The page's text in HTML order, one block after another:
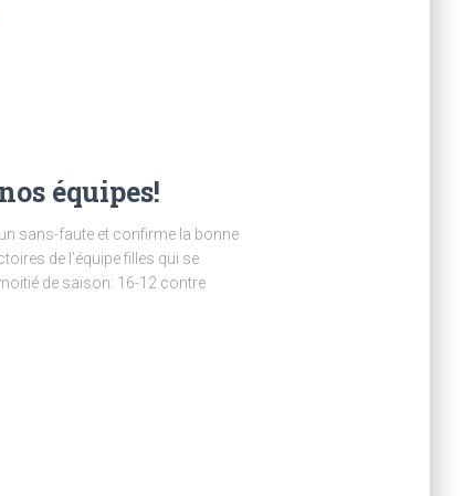
équipes!
sans-faute et confirme la bonne
de l’équipe filles qui se
de saison: 16-12 contre